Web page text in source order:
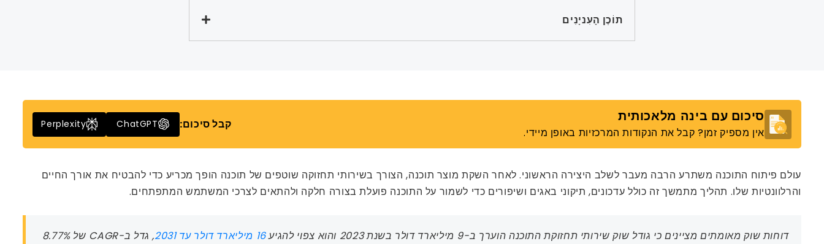
תוֹכֶן הָעִניָנִים
סיכום עם בינה מלאכותית
אין מספיק זמן? קבל את הנקודות המרכזיות באופן מיידי.
קבל סיכום: ChatGPT
Perplexity
עולם פיתוח התוכנה משתרע הרבה מעבר לשלב היצירה הראשוני. לאחר השקת מוצר תוכנה, הצורך בשירותי תחזוקה שוטפים של תוכנה הופך מכריע כדי להבטיח את אורך החיים
והרלוונטיות שלו. תהליך מתמשך זה כולל עדכונים, תיקוני באגים ושיפורים כדי לשמור על התוכנה פועלת בצורה חלקה ולהתאים לצרכי המשתמש המתפתחים.
דוחות שוק מאומתים מציינים כי גודל שוק שירותי תחזוקת התוכנה הוערך ב-9 מיליארד דולר בשנת 2023 והוא צפוי להגיע 16 מיליארד דולר עד 2031
, גדל ב-CAGR של 8.77%